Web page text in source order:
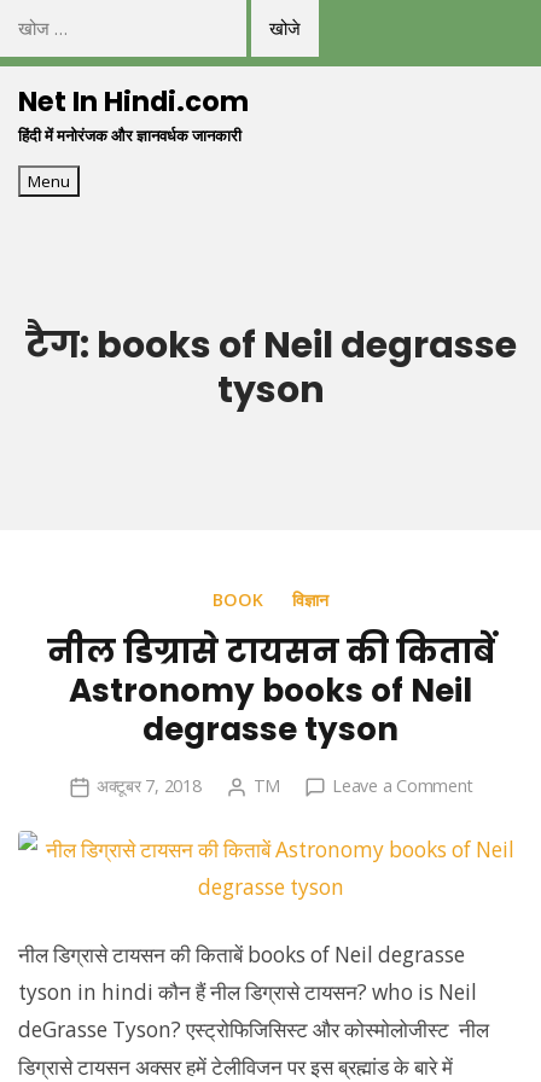
निम्न
को
खोजें:Net In Hindi.com
हिंदी में मनोरंजक और ज्ञानवर्धक जानकारी
Menu
टैग: books of Neil degrasse
tyson
BOOK विज्ञान
नील डिग्रासे टायसन की किताबें
Astronomy books of Neil
degrasse tyson
अक्टूबर 7, 2018 TM Leave a Commenton
डिग्रासे
books
of
नील डिग्रासे टायसन की किताबें books of Neil degrasse
tyson in hindi कौन हैं नील डिग्रासे टायसन? who is Neil
deGrasse Tyson? एस्ट्रोफिजिसिस्ट और कोस्मोलोजीस्ट नील
डिग्रासे टायसन अक्सर हमें टेलीविजन पर इस ब्रह्मांड के बारे में